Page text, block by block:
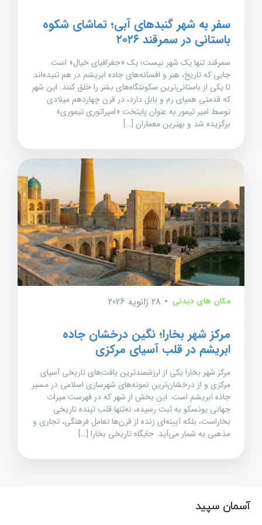
سفر به شهر گنبدهای آبی؛ تماشای شکوه
باستانی در سمرقند ۲۰۲۶
سمرقند تنها یک شهر نیست؛ یک «جغرافیای خیال» است.
جایی که تاریخ، هنر و افسانه‌های جاده ابریشم در هم تنیده‌اند
تا یکی از باستانی‌ترین سکونتگاه‌های بشر را خلق کنند. این شهر
که قدمتی همپای رم و بابل دارد، در قرن چهاردهم میلادی
توسط امیر تیمور به عنوان پایتخت «امپراتوری تیموری»
برگزیده شد و بهترین معماران […]
مکان های دیدنی 28 ژانویه 2026
مرکز شهر بخارا؛ نگین درخشان جاده
ابریشم در قلب آسیای مرکزی
مرکز شهر بخارا یکی از ارزشمندترین بافت‌های تاریخی آسیای
مرکزی و از درخشان‌ترین نمونه‌های شهرسازی اسلامی در مسیر
جاده ابریشم است. این بخش از شهر که در فهرست میراث
جهانی یونسکو به ثبت رسیده، نه‌تنها قلب تپنده تاریخی
بخاراست، بلکه آیینه‌ای زنده از قرن‌ها تعامل فرهنگی، تجاری و
مذهبی به شمار می‌آید. جایگاه تاریخی بخارا […]
آسمان سپید